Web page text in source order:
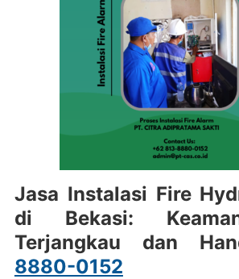
Jasa Instalasi Fire
di Bekasi:
Terjangkau dan
8880-0152